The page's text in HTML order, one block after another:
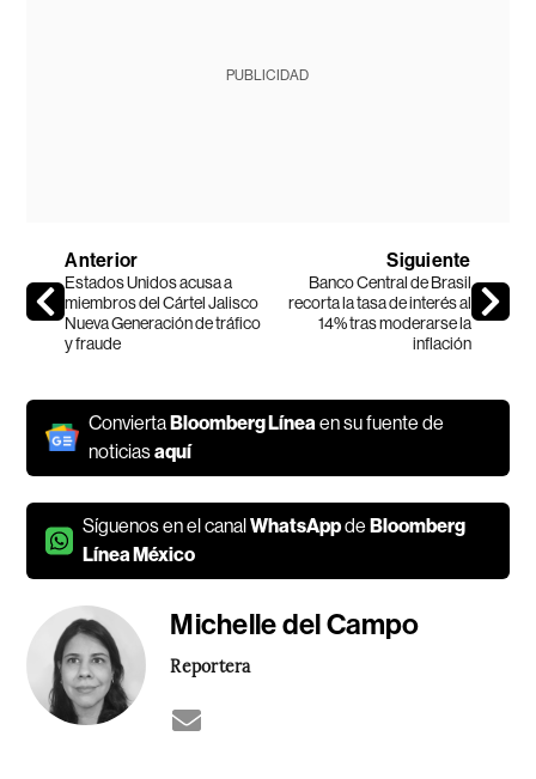
PUBLICIDAD
Anterior
Estados Unidos acusa a
miembros del Cártel Jalisco
Nueva Generación de tráfico
y fraude
Siguiente
Banco Central de Brasil
recorta la tasa de interés al
14% tras moderarse la
inflación
ConviertaBloomberg Línea en su fuente de
noticiasaquí
Síguenos en el canalWhatsAppdeBloomberg
Línea México
Michelle del Campo
Reportera